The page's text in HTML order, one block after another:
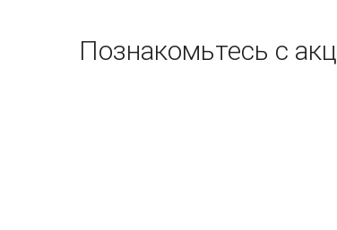
Познакомьтесь с